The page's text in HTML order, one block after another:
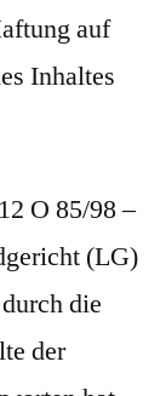
auf
Inhaltes
O 85/98 –
(LG)
die
der